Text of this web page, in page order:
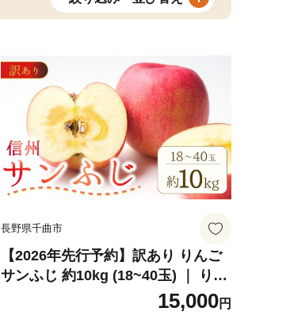
長野県千曲市
【2026年先行予約】訳あり りんご
サンふじ 約10kg (18~40玉) ｜ りん
ご リンゴ 林檎 さんふじ わけあり
ワケあり フルーツ 果物 信州りんご
15,000円